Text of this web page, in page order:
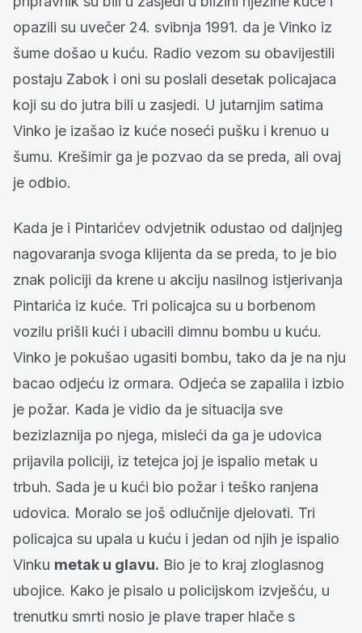
opazili su uvečer 24. svibnja 1991. da je Vinko iz
šume došao u kuću. Radio vezom su obavijestili
postaju Zabok i oni su poslali desetak policajaca
koji su do jutra bili u zasjedi. U jutarnjim satima
Vinko je izašao iz kuće noseći pušku i krenuo u
šumu. Krešimir ga je pozvao da se preda, ali ovaj
je odbio.
Kada je i Pintarićev odvjetnik odustao od daljnjeg
nagovaranja svoga klijenta da se preda, to je bio
znak policiji da krene u akciju nasilnog istjerivanja
Pintarića iz kuće. Tri policajca su u borbenom
vozilu prišli kući i ubacili dimnu bombu u kuću.
Vinko je pokušao ugasiti bombu, tako da je na nju
bacao odjeću iz ormara. Odjeća se zapalila i izbio
je požar. Kada je vidio da je situacija sve
bezizlaznija po njega, misleći da ga je udovica
prijavila policiji, iz tetejca joj je ispalio metak u
trbuh. Sada je u kući bio požar i teško ranjena
udovica. Moralo se još odlučnije djelovati. Tri
policajca su upala u kuću i jedan od njih je ispalio
Vinku metak u glavu. Bio je to kraj zloglasnog
ubojice. Kako je pisalo u policijskom izvješću, u
trenutku smrti nosio je plave traper hlače s